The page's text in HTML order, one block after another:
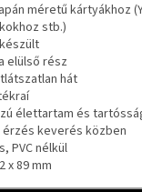
méretű kártyákhoz
stb.)
elülső rész
hát
élettartam és
keverés közben
PVC nélkül
x 89 mm